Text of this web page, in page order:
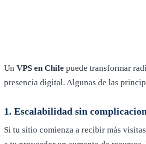
Un VPS en Chile puede transformar
presencia digital. Algunas de las
1. Escalabilidad sin
Si tu sitio comienza a recibir más